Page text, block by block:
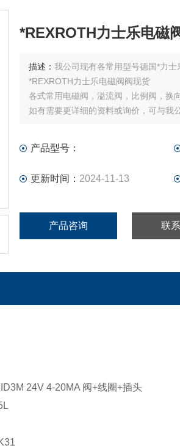
*REXROTH力士乐电磁
描述： 我公司现有各常用型号德国*力士
*REXROTH力士乐电磁阀阀现货
各式常用电磁阀，溢流阀，比例阀，换
如有需要更详细的资料或询价，可与我
产品型号：
更新时间： 2024-11-13
产品咨询 联
24V 4-20MA 阀+线圈+插头